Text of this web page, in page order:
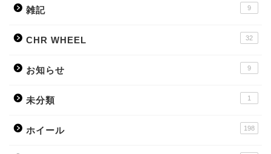
雑記 9
CHR WHEEL 32
お知らせ 9
未分類 1
ホイール 198